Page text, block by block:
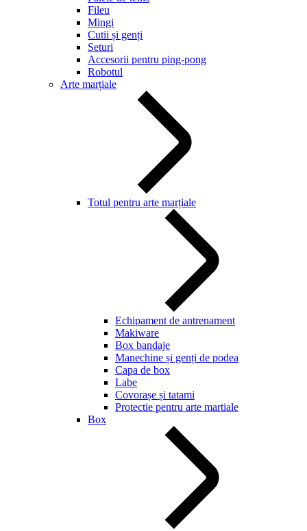
Fileu
Mingi
Cutii și genți
Seturi
Accesorii pentru ping-pong
Robotul
Arte marțiale
Totul pentru arte marțiale
Echipament de antrenament
Makiware
Box bandaje
Manechine și genți de podea
Capa de box
Labe
Covorașe și tatami
Protectie pentru arte martiale
Box